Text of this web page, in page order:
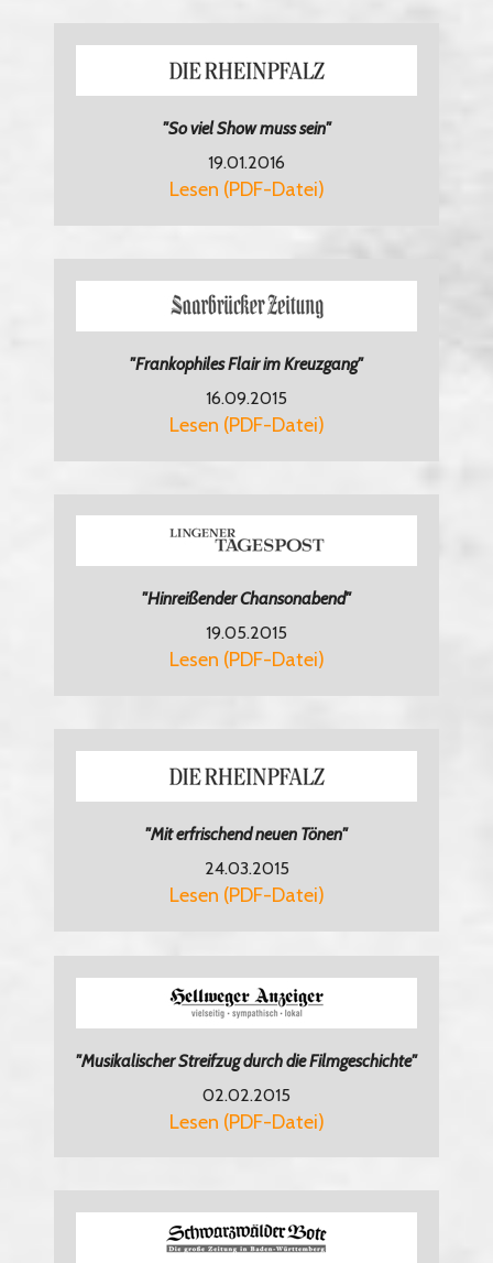
"So viel Show muss sein"
19.01.2016
Lesen (PDF-Datei)
"Frankophiles Flair im Kreuzgang"
16.09.2015
Lesen (PDF-Datei)
"Hinreißender Chansonabend"
19.05.2015
Lesen (PDF-Datei)
"Mit erfrischend neuen Tönen"
24.03.2015
Lesen (PDF-Datei)
"Musikalischer Streifzug durch die Filmgeschichte"
02.02.2015
Lesen (PDF-Datei)